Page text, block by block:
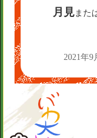
月見 また
2021年9